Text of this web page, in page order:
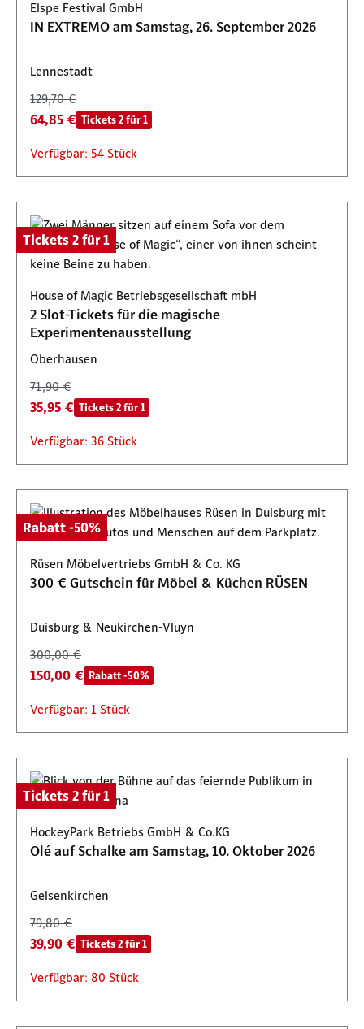
Elspe Festival GmbH
IN EXTREMO am Samstag, 26. September 2026
Lennestadt
129,70 €
64,85 € Tickets 2 für 1
Verfügbar: 54 Stück
Tickets 2 für 1
House of Magic Betriebsgesellschaft mbH
2 Slot-Tickets für die magische
Experimentenausstellung
Oberhausen
71,90 €
35,95 € Tickets 2 für 1
Verfügbar: 36 Stück
Rabatt -50%
Rüsen Möbelvertriebs GmbH & Co. KG
300 € Gutschein für Möbel & Küchen RÜSEN
Duisburg & Neukirchen-Vluyn
300,00 €
150,00 € Rabatt -50%
Verfügbar: 1 Stück
Tickets 2 für 1
HockeyPark Betriebs GmbH & Co.KG
Olé auf Schalke am Samstag, 10. Oktober 2026
Gelsenkirchen
79,80 €
39,90 € Tickets 2 für 1
Verfügbar: 80 Stück